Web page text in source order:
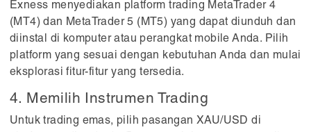
Exness menyediakan platform trading MetaTrader 4
(MT4) dan MetaTrader 5 (MT5) yang dapat diunduh dan
diinstal di komputer atau perangkat mobile Anda. Pilih
platform yang sesuai dengan kebutuhan Anda dan mulai
eksplorasi fitur-fitur yang tersedia.
4. Memilih Instrumen Trading
Untuk trading emas, pilih pasangan XAU/USD di